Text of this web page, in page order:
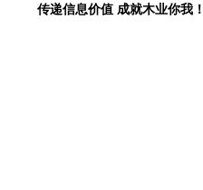
传递信息价值 成就木业你我